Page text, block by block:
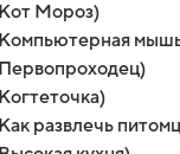
Мороз)
развлечь